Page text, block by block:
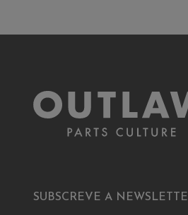
SUBSCREVE A